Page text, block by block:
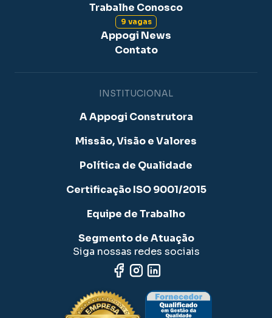
Trabalhe Conosco
9 vagas
Appogi News
Contato
INSTITUCIONAL
A Appogi Construtora
Missão, Visão e Valores
Política de Qualidade
Certificação ISO 9001/2015
Equipe de Trabalho
Segmento de Atuação
Siga nossas redes sociais